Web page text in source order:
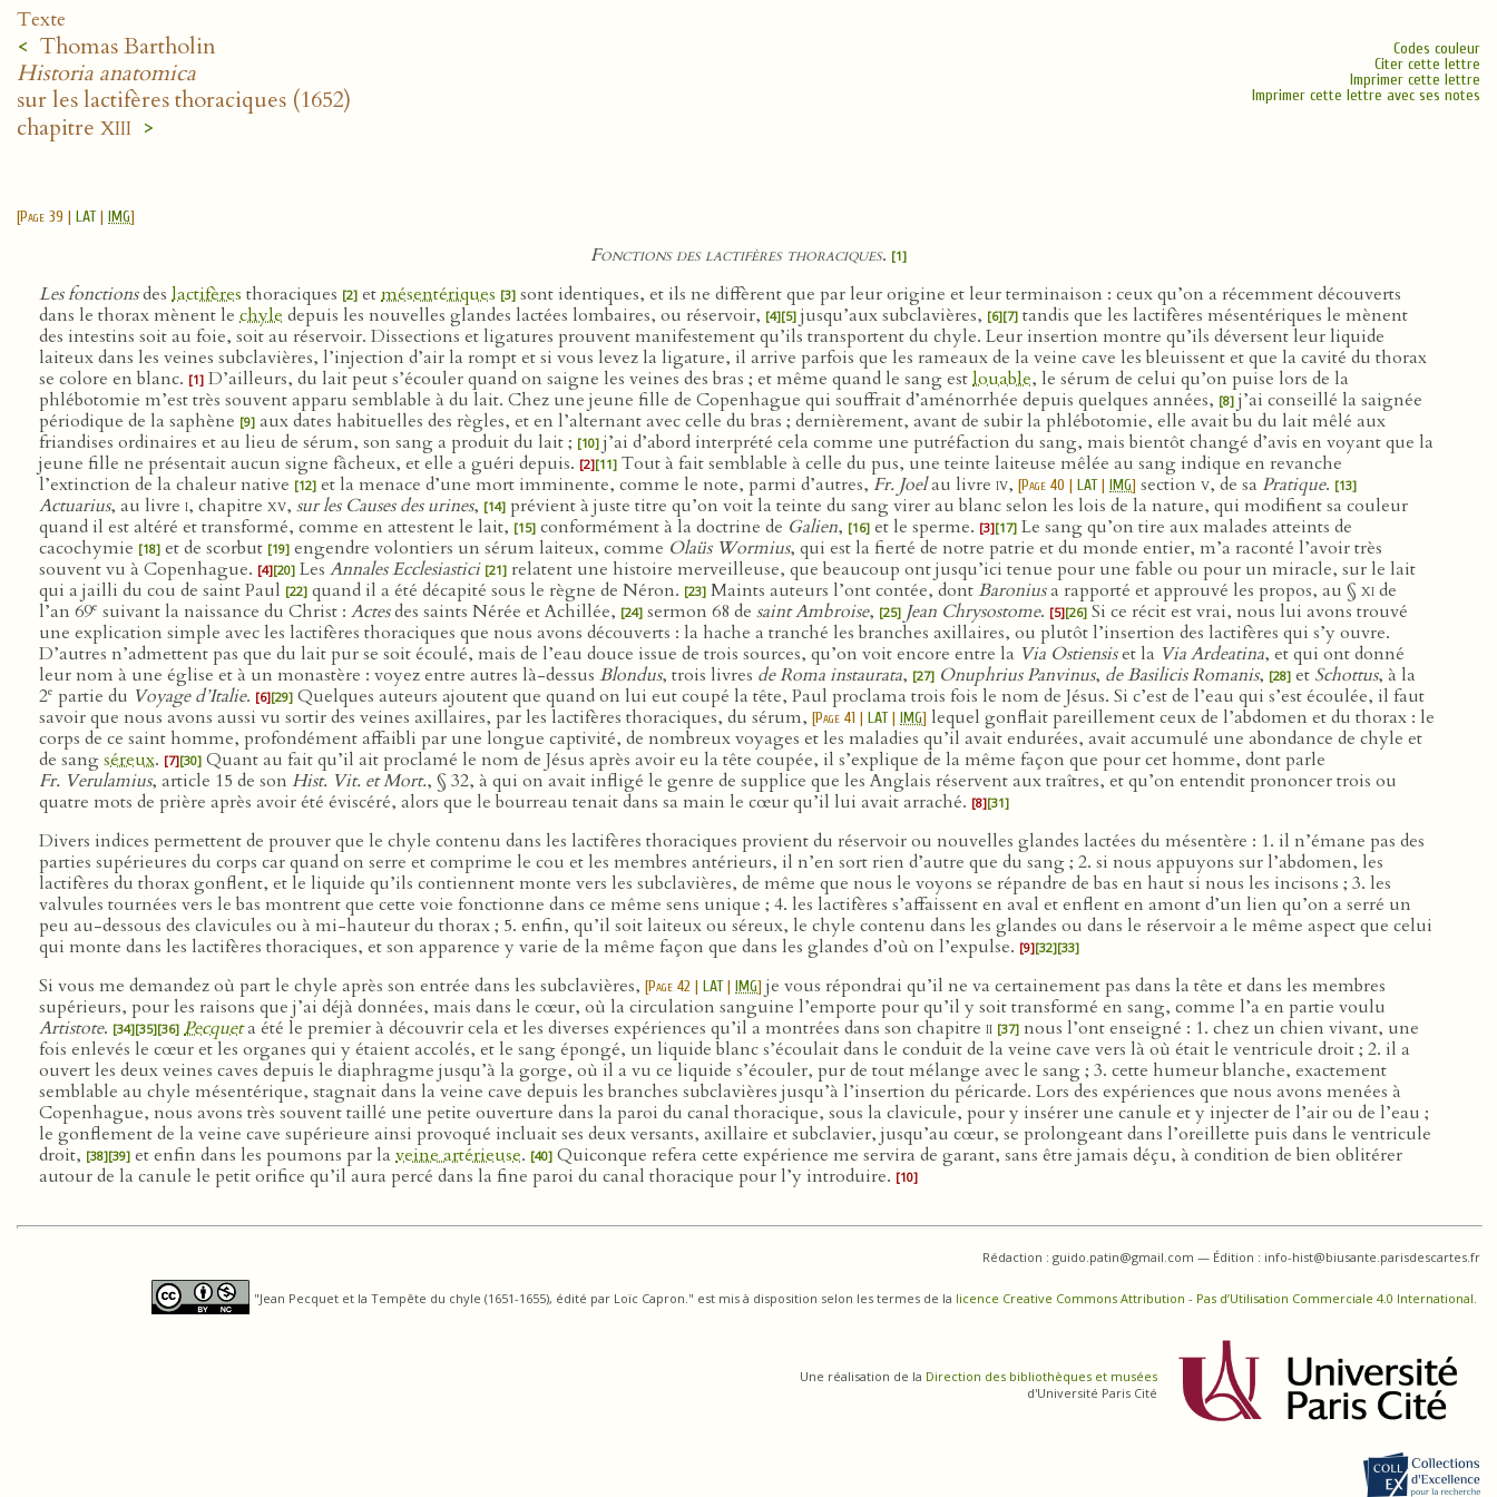
Texte
< Thomas Bartholin
Historia anatomica
sur les lactifères thoraciques (1652)
chapitre xiii >
Codes couleur
Citer cette lettre
Imprimer cette lettre
Imprimer cette lettre avec ses notes
[Page 39 | LAT| IMG]
Fonctions des lactifères thoraciques. [1]
Les fonctionsdes lactifères thoraciques [2] etmésentériques [3] sont identiques, et ils ne diffèrent que par leur origine et leur terminaison : ceux qu’on a récemment découverts
dans le thorax mènent le chyle depuis les nouvelles glandes lactées lombaires, ou réservoir, [4][5] jusqu’aux subclavières, [6][7] tandis que les lactifères mésentériques le mènent
des intestins soit au foie, soit au réservoir. Dissections et ligatures prouvent manifestement qu’ils transportent du chyle. Leur insertion montre qu’ils déversent leur liquide
laiteux dans les veines subclavières, l’injection d’air la rompt et si vous levez la ligature, il arrive parfois que les rameaux de la veine cave les bleuissent et que la cavité du thorax
se colore en blanc. [1] D’ailleurs, du lait peut s’écouler quand on saigne les veines des bras ; et même quand le sang estlouable, le sérum de celui qu’on puise lors de la
phlébotomie m’est très souvent apparu semblable à du lait. Chez une jeune fille de Copenhague qui souffrait d’aménorrhée depuis quelques années, [8] j’ai conseillé la saignée
périodique de la saphène [9] aux dates habituelles des règles, et en l’alternant avec celle du bras ; dernièrement, avant de subir la phlébotomie, elle avait bu du lait mêlé aux
friandises ordinaires et au lieu de sérum, son sang a produit du lait ; [10] j’ai d’abord interprété cela comme une putréfaction du sang, mais bientôt changé d’avis en voyant que la
jeune fille ne présentait aucun signe fâcheux, et elle a guéri depuis. [2][11] Tout à fait semblable à celle du pus, une teinte laiteuse mêlée au sang indique en revanche
l’extinction de la chaleur native [12] et la menace d’une mort imminente, comme le note, parmi d’autres, Fr. Joelau livre iv, [Page 40 | LAT| IMG] section v, de sa Pratique. [13]
Actuarius, au livre i, chapitre xv, sur les Causes des urines, [14] prévient à juste titre qu’on voit la teinte du sang virer au blanc selon les lois de la nature, qui modifient sa couleur
quand il est altéré et transformé, comme en attestent le lait, [15] conformément à la doctrine de Galien, [16] et le sperme. [3][17] Le sang qu’on tire aux malades atteints de
cacochymie [18] et de scorbut [19] engendre volontiers un sérum laiteux, comme Olaüs Wormius, qui est la fierté de notre patrie et du monde entier, m’a raconté l’avoir très
souvent vu à Copenhague. [4][20] Les Annales Ecclesiastici [21] relatent une histoire merveilleuse, que beaucoup ont jusqu’ici tenue pour une fable ou pour un miracle, sur le lait
qui a jailli du cou de saint Paul [22] quand il a été décapité sous le règne de Néron. [23] Maints auteurs l’ont contée, dontBaroniusa rapporté et approuvé les propos, au § xide
l’an 69e suivant la naissance du Christ : Actesdes saints Nérée et Achillée, [24] sermon 68 de saint Ambroise, [25] Jean Chrysostome. [5][26] Si ce récit est vrai, nous lui avons trouvé
une explication simple avec les lactifères thoraciques que nous avons découverts : la hache a tranché les branches axillaires, ou plutôt l’insertion des lactifères qui s’y ouvre.
D’autres n’admettent pas que du lait pur se soit écoulé, mais de l’eau douce issue de trois sources, qu’on voit encore entre la Via Ostiensiset la Via Ardeatina, et qui ont donné
leur nom à une église et à un monastère : voyez entre autres là-dessus Blondus, trois livres de Roma instaurata, [27] Onuphrius Panvinus, de Basilicis Romanis, [28] et Schottus, à la
2e partie du Voyage d’Italie. [6][29] Quelques auteurs ajoutent que quand on lui eut coupé la tête, Paul proclama trois fois le nom de Jésus. Si c’est de l’eau qui s’est écoulée, il faut
savoir que nous avons aussi vu sortir des veines axillaires, par les lactifères thoraciques, du sérum, [Page 41 | LAT| IMG] lequel gonflait pareillement ceux de l’abdomen et du thorax : le
corps de ce saint homme, profondément affaibli par une longue captivité, de nombreux voyages et les maladies qu’il avait endurées, avait accumulé une abondance de chyle et
de sangséreux. [7][30] Quant au fait qu’il ait proclamé le nom de Jésus après avoir eu la tête coupée, il s’explique de la même façon que pour cet homme, dont parle
Fr. Verulamius, article 15 de son Hist. Vit. et Mort., § 32, à qui on avait infligé le genre de supplice que les Anglais réservent aux traîtres, et qu’on entendit prononcer trois ou
quatre mots de prière après avoir été éviscéré, alors que le bourreau tenait dans sa main le cœur qu’il lui avait arraché. [8][31]
Divers indices permettent de prouver que le chyle contenu dans les lactifères thoraciques provient du réservoir ou nouvelles glandes lactées du mésentère : 1. il n’émane pas des
parties supérieures du corps car quand on serre et comprime le cou et les membres antérieurs, il n’en sort rien d’autre que du sang ; 2. si nous appuyons sur l’abdomen, les
lactifères du thorax gonflent, et le liquide qu’ils contiennent monte vers les subclavières, de même que nous le voyons se répandre de bas en haut si nous les incisons ; 3. les
valvules tournées vers le bas montrent que cette voie fonctionne dans ce même sens unique ; 4. les lactifères s’affaissent en aval et enflent en amont d’un lien qu’on a serré un
peu au-dessous des clavicules ou à mi-hauteur du thorax ; 5. enfin, qu’il soit laiteux ou séreux, le chyle contenu dans les glandes ou dans le réservoir a le même aspect que celui
qui monte dans les lactifères thoraciques, et son apparence y varie de la même façon que dans les glandes d’où on l’expulse. [9][32][33]
Si vous me demandez où part le chyle après son entrée dans les subclavières, [Page 42 | LAT| IMG] je vous répondrai qu’il ne va certainement pas dans la tête et dans les membres
supérieurs, pour les raisons que j’ai déjà données, mais dans le cœur, où la circulation sanguine l’emporte pour qu’il y soit transformé en sang, comme l’a en partie voulu
Artistote. [34][35][36] Pecqueta été le premier à découvrir cela et les diverses expériences qu’il a montrées dans son chapitre ii [37] nous l’ont enseigné : 1. chez un chien vivant, une
fois enlevés le cœur et les organes qui y étaient accolés, et le sang épongé, un liquide blanc s’écoulait dans le conduit de la veine cave vers là où était le ventricule droit ; 2. il a
ouvert les deux veines caves depuis le diaphragme jusqu’à la gorge, où il a vu ce liquide s’écouler, pur de tout mélange avec le sang ; 3. cette humeur blanche, exactement
semblable au chyle mésentérique, stagnait dans la veine cave depuis les branches subclavières jusqu’à l’insertion du péricarde. Lors des expériences que nous avons menées à
Copenhague, nous avons très souvent taillé une petite ouverture dans la paroi du canal thoracique, sous la clavicule, pour y insérer une canule et y injecter de l’air ou de l’eau ;
le gonflement de la veine cave supérieure ainsi provoqué incluait ses deux versants, axillaire et subclavier, jusqu’au cœur, se prolongeant dans l’oreillette puis dans le ventricule
droit, [38][39] et enfin dans les poumons par la veine artérieuse. [40] Quiconque refera cette expérience me servira de garant, sans être jamais déçu, à condition de bien oblitérer
autour de la canule le petit orifice qu’il aura percé dans la fine paroi du canal thoracique pour l’y introduire. [10]
Rédaction : guido.patin@gmail.com — Édition : info-hist@biusante.parisdescartes.fr
"Jean Pecquet et la Tempête du chyle (1651-1655), édité par Loïc Capron." est mis à disposition selon les termes de la licence Creative Commons Attribution - Pas d’Utilisation Commerciale 4.0 International.
Une réalisation de la Direction des bibliothèques et musées
d'Université Paris Cité